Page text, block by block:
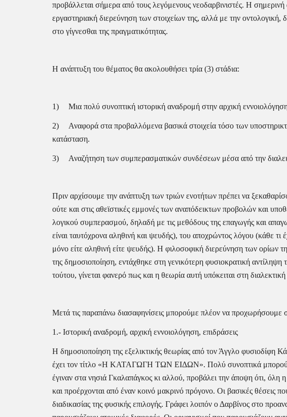
προβάλλεται σήμερα από τους λεγόμενους νεοδαρβινιστές. Η
εργαστηριακή διερεύνηση των στοιχείων της, αλλά με την
στο γίγνεσθαι της πραγματικότητας.
Η ανάπτυξη του θέματος θα ακολουθήσει τρία (3) στάδια:
1) Μια πολύ συνοπτική ιστορική αναδρομή στην αρχική
2)
Αναφορά στα προβαλλόμενα βασικά στοιχεία τόσο των
κατάσταση.
3) Αναζήτηση των συμπερασματικών συνδέσεων μέσα από την
Πριν αρχίσουμε την ανάπτυξη των τριών ενοτήτων πρέπει να
ούτε και στις αθεϊστικές εμμονές των αναπόδεικτων προβολών και
λογικού συμπερασμού, δηλαδή με τις μεθόδους της επαγωγής και
είναι ταυτόχρονα αληθινή και ψευδής), του αποχρώντος λόγου (κάθε τι
μόνο είτε αληθινή είτε ψευδής). Η φιλοσοφική διερεύνηση των ορίων
της δημοσιοποίηση, εντάχθηκε στη γενικότερη φυσιοκρατική
τούτου, γίνεται φανερό πως και η θεωρία αυτή υπόκειται στη
Μετά τις παραπάνω διασαφηνίσεις μπορούμε πλέον να προχωρήσουμε
1.- Ιστορική αναδρομή, αρχική εννοιολόγηση, επιδράσεις
Η δημοσιοποίηση της εξελικτικής θεωρίας από τον Άγγλο φυσιοδίφη
έχει τον τίτλο «Η ΚΑΤΑΓΩΓΗ ΤΩΝ ΕΙΔΩΝ». Πολύ συνοπτικά μπορούμε
έγιναν στα νησιά Γκαλαπάγκος κι αλλού, προβάλει την άποψη ότι, όλη
και προέρχονται από έναν κοινό μακρινό πρόγονο. Οι βασικές θέσεις
διαδικασίας της φυσικής επιλογής. Γράφει λοιπόν ο Δαρβίνος στο